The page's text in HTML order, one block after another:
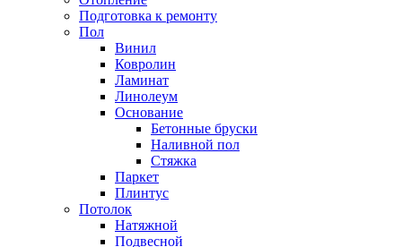
Подготовка к ремонту
Пол
Винил
Ковролин
Ламинат
Линолеум
Основание
Бетонные бруски
Наливной пол
Стяжка
Паркет
Плинтус
Потолок
Натяжной
Подвесной